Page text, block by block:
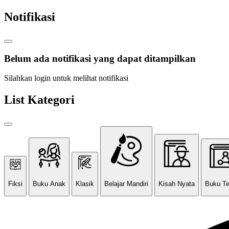
Notifikasi
Belum ada notifikasi yang dapat ditampilkan
Silahkan login untuk melihat notifikasi
List Kategori
Fiksi Buku Anak Klasik Belajar Mandiri Kisah Nyata Buku